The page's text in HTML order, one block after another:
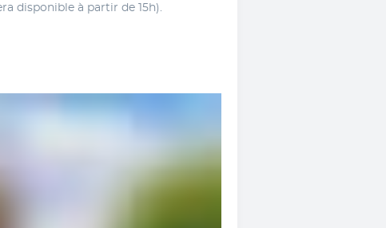
disponible à partir de 15h).